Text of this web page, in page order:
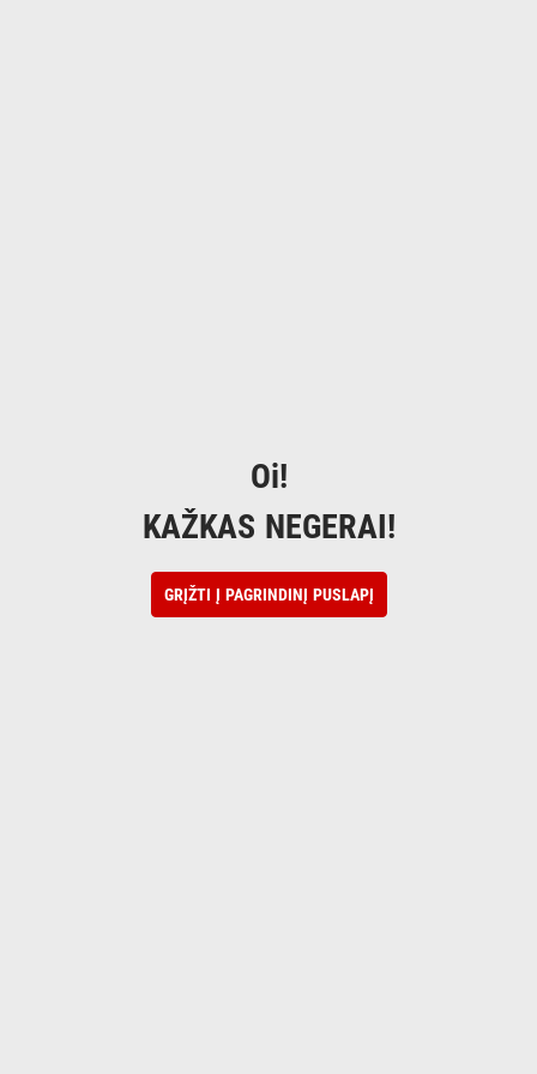
Oi!
KAŽKAS NEGERAI!
GRĮŽTI Į PAGRINDINĮ PUSLAPĮ